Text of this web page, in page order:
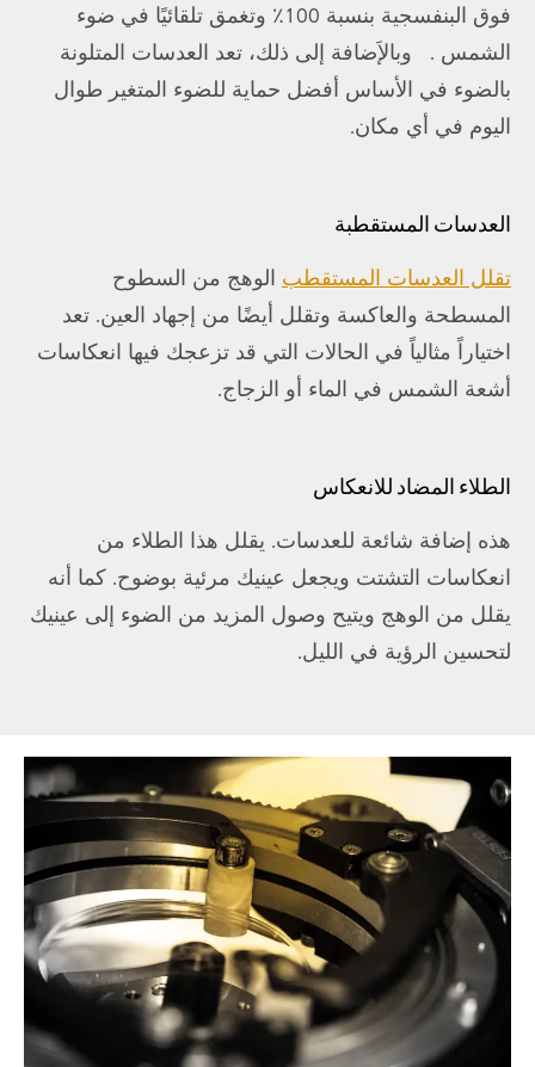
فوق البنفسجية بنسبة 100٪ وتغمق تلقائيًا في ضوء
الشمس . وبالإَضافة إلى ذلك، تعد العدسات المتلونة
بالضوء في الأساس أفضل حماية للضوء المتغير طوال
اليوم في أي مكان.
العدسات المستقطبة
تقلل العدسات المستقطب الوهج من السطوح
المسطحة والعاكسة وتقلل أيضًا من إجهاد العين. تعد
اختياراً مثالياً في الحالات التي قد تزعجك فيها انعكاسات
أشعة الشمس في الماء أو الزجاج.
الطلاء المضاد للانعكاس
هذه إضافة شائعة للعدسات. يقلل هذا الطلاء من
انعكاسات التشتت ويجعل عينيك مرئية بوضوح. كما أنه
يقلل من الوهج ويتيح وصول المزيد من الضوء إلى عينيك
لتحسين الرؤية في الليل.